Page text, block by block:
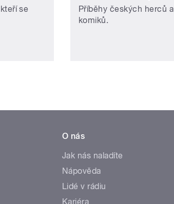
se
Příběhy českých herců a
komiků.
O nás
Jak nás naladíte
Nápověda
Lidé v rádiu
Kariéra